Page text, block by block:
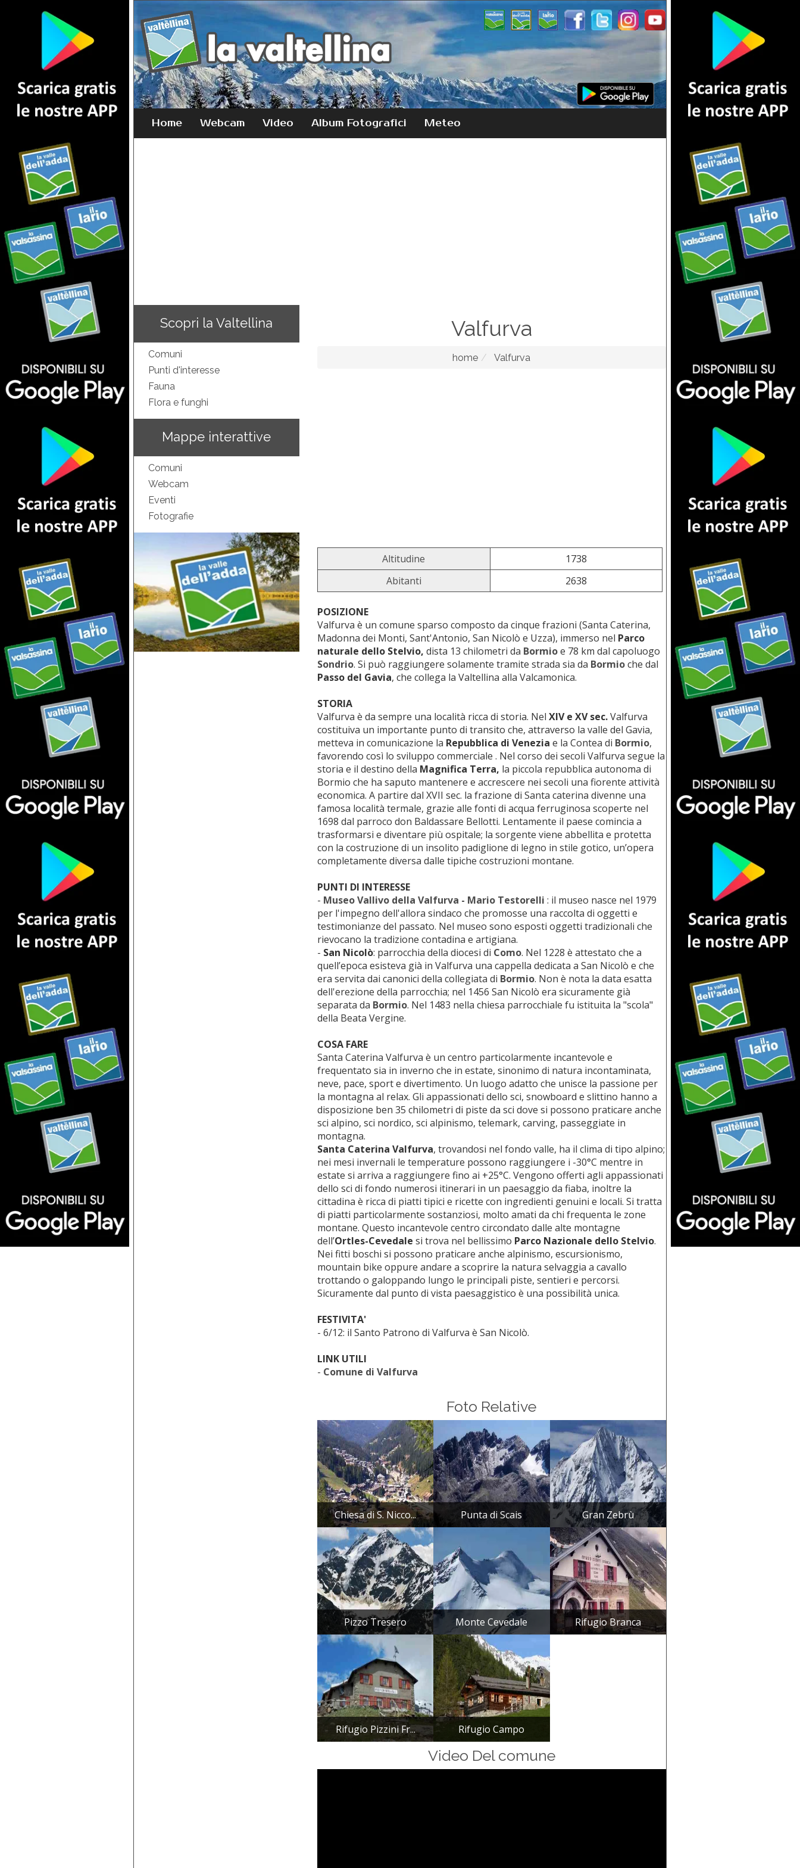
Home Webcam Video Album Fotografici Meteo
Scopri la Valtellina
Comuni
Punti d'interesse
Fauna
Flora e funghi
Mappe interattive
Comuni
Webcam
Eventi
Fotografie
Valfurva
home Valfurva
Altitudine
1738
Abitanti
2638
POSIZIONE
Valfurva è un comune sparso composto da cinque frazioni (Santa Caterina,
Madonna dei Monti, Sant'Antonio, San Nicolò e Uzza), immerso nel Parco
naturale dello Stelvio, dista 13 chilometri da Bormioe 78 km dal capoluogo
Sondrio. Si può raggiungere solamente tramite strada sia da Bormioche dal
Passo del Gavia, che collega la Valtellina alla Valcamonica.
STORIA
Valfurva è da sempre una località ricca di storia. Nel XIV e XV sec.Valfurva
costituiva un importante punto di transito che, attraverso la valle del Gavia,
metteva in comunicazione la Repubblica di Venezia e la Contea di Bormio,
favorendo così lo sviluppo commerciale . Nel corso dei secoli Valfurva segue la
storia e il destino della Magnifica Terra, la piccola repubblica autonoma di
Bormio che ha saputo mantenere e accrescere nei secoli una fiorente attività
economica. A partire dal XVII sec. la frazione di Santa caterina divenne una
famosa località termale, grazie alle fonti di acqua ferruginosa scoperte nel
1698 dal parroco don Baldassare Bellotti. Lentamente il paese comincia a
trasformarsi e diventare più ospitale; la sorgente viene abbellita e protetta
con la costruzione di un insolito padiglione di legno in stile gotico, un’opera
completamente diversa dalle tipiche costruzioni montane.
PUNTI DI INTERESSE
- Museo Vallivo della Valfurva - Mario Testorelli : il museo nasce nel 1979
per l'impegno dell'allora sindaco che promosse una raccolta di oggetti e
testimonianze del passato. Nel museo sono esposti oggetti tradizionali che
rievocano la tradizione contadina e artigiana.
- San Nicolò: parrocchia della diocesi di Como. Nel 1228 è attestato che a
quell’epoca esisteva già in Valfurva una cappella dedicata a San Nicolò e che
era servita dai canonici della collegiata di Bormio. Non è nota la data esatta
dell'erezione della parrocchia; nel 1456 San Nicolò era sicuramente già
separata da Bormio. Nel 1483 nella chiesa parrocchiale fu istituita la "scola"
della Beata Vergine.
COSA FARE
Santa Caterina Valfurva è un centro particolarmente incantevole e
frequentato sia in inverno che in estate, sinonimo di natura incontaminata,
neve, pace, sport e divertimento. Un luogo adatto che unisce la passione per
la montagna al relax. Gli appassionati dello sci, snowboard e slittino hanno a
disposizione ben 35 chilometri di piste da sci dove si possono praticare anche
sci alpino, sci nordico, sci alpinismo, telemark, carving, passeggiate in
montagna.
Santa Caterina Valfurva, trovandosi nel fondo valle, ha il clima di tipo alpino;
nei mesi invernali le temperature possono raggiungere i -30°C mentre in
estate si arriva a raggiungere fino ai +25°C. Vengono offerti agli appassionati
dello sci di fondo numerosi itinerari in un paesaggio da fiaba, inoltre la
cittadina è ricca di piatti tipici e ricette con ingredienti genuini e locali. Si tratta
di piatti particolarmente sostanziosi, molto amati da chi frequenta le zone
montane. Questo incantevole centro circondato dalle alte montagne
dell’Ortles-Cevedale si trova nel bellissimo Parco Nazionale dello Stelvio.
Nei fitti boschi si possono praticare anche alpinismo, escursionismo,
mountain bike oppure andare a scoprire la natura selvaggia a cavallo
trottando o galoppando lungo le principali piste, sentieri e percorsi.
Sicuramente dal punto di vista paesaggistico è una possibilità unica.
FESTIVITA'
- 6/12: il Santo Patrono di Valfurva è San Nicolò.
LINK UTILI
- Comune di Valfurva
Foto Relative
Chiesa di S. Nicco... Punta di Scais Gran Zebrù
Pizzo Tresero Monte Cevedale Rifugio Branca
Rifugio Pizzini Fr... Rifugio Campo
Video Del comune